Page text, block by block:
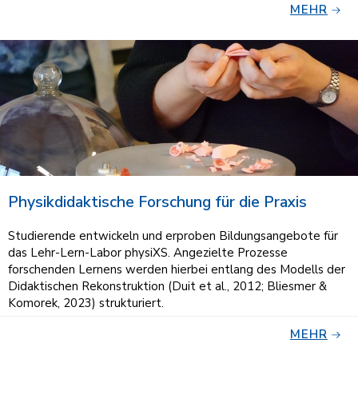
MEHR
Physikdidaktische Forschung für die Praxis
Studierende entwickeln und erproben Bildungsangebote für
das Lehr-Lern-Labor physiXS. Angezielte Prozesse
forschenden Lernens werden hierbei entlang des Modells der
Didaktischen Rekonstruktion (Duit et al., 2012; Bliesmer &
Komorek, 2023) strukturiert.
MEHR